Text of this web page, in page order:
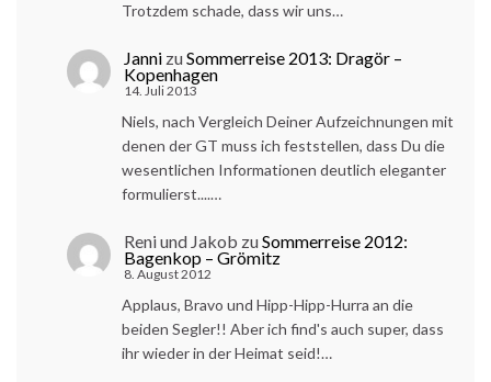
Trotzdem schade, dass wir uns…
Janni zuSommerreise 2013: Dragör –
Kopenhagen
14. Juli 2013
Niels, nach Vergleich Deiner Aufzeichnungen mit
denen der GT muss ich feststellen, dass Du die
wesentlichen Informationen deutlich eleganter
formulierst....…
Reni und Jakob zuSommerreise 2012:
Bagenkop – Grömitz
8. August 2012
Applaus, Bravo und Hipp-Hipp-Hurra an die
beiden Segler!! Aber ich find's auch super, dass
ihr wieder in der Heimat seid!…